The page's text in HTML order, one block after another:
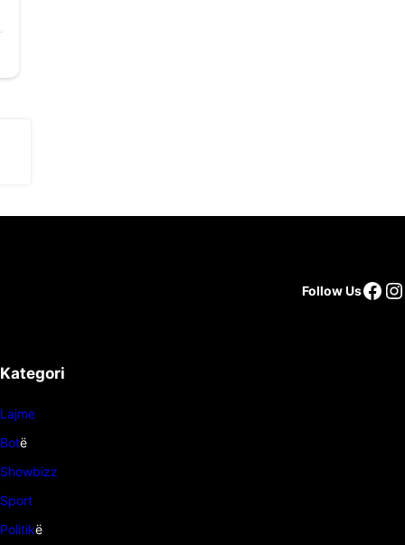
Follow Us
Kategori
Lajme
Botë
Showbizz
Sport
Politikë